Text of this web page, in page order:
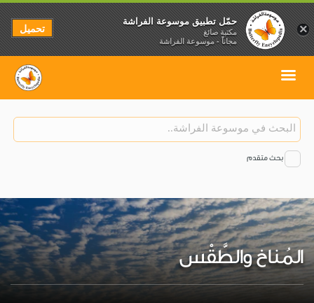
بحث متقدم
المُناخ والطَّقْس
×
حمّل تطبيق موسوعة الفراشة
مكتبة صائغ
مجاناً - موسوعة الفراشة
تحميل